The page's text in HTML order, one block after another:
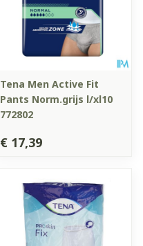
Tena Men Active Fit
Pants Norm.grijs l/xl10
772802
€ 17,39